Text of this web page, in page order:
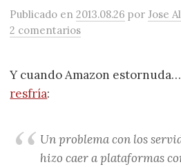
Publicado en2013.08.26 porJose
2 comentarios
Y cuando Amazon
resfría:
Un problema con los
hizo caer a plataformas